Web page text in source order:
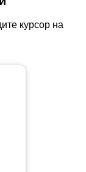
курсор на